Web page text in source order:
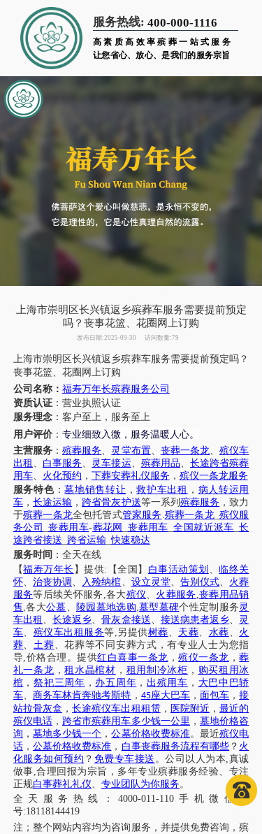
服务热线: 400-000-1116
高素质高效率殡葬一站式服务
让您省心、放心、是我们的服务宗旨
上海市崇明区长兴镇返乡殡葬车服务需要提前预定
吗？丧事花篮、花圈网上订购
发布日期:2025-09-30 访问数量:79
上海市崇明区长兴镇返乡殡葬车服务需要提前预定吗 ？
丧事花篮、 花圈网上订购
公司名称： 福寿万年长殡葬服务公司
资质认证：营业执照认证
服务理念：客户至上，服务至上
用户评价： 专业细致入微，服务温暖人心。
主营服务 ：殡葬服务、 灵堂布置、 丧葬一条龙、殡仪车
出租 、 白事服务、 灵车接运、 殡葬用品、 长途跨省殡葬
用车、 火化预约 ， 下葬安葬礼仪服务 ， 殡仪一条龙服务
服务特色：墓地销售转让 ，救护车出租 ， 病人转运用
车， 长途运输 ，跨省骨灰护送等一系列 殡葬服务 ，致力
于殡葬一条龙全包托管式管家服务 .殡葬一条龙_ 殡仪服
务公司
_丧葬用车-葬花网 丧葬用车 全国就近派车 长
途跨省接送 跨省运输_快速稳达
服务时间 ：全天在线
【福寿万年长 】提供:【全国】 白事活动策划 、临终关
怀、 治丧协调 、 入殓纳棺、 设立灵堂、 告别仪式、 火葬
服务等后续关怀服务 ,各大殡仪、 火葬服务 ,丧葬用品销
售,各大公墓、 陵园墓地选购,墓型墓碑个性定制服务 灵
车出租 、长途返乡、骨灰盒接送、 接送病患者返乡、
灵
车、 殡仪车出租服务等,另提供树葬、 天葬、 水葬、 火
葬、土葬、花葬等不同安葬方式，有专业人士为您指
导,价格合理。提供红白喜事一条龙 ，殡仪一条龙 ，葬
礼一条龙 ，租水晶棺材 ， 租用制冷冰柜 ， 购买租用冰
棺 ，祭祀三周年 ， 办五周年 ， 出殡用车 ， 大巴中巴轿
车、 商务车林肯奔驰考斯特 ， 45座大巴车， 面包车 ，接
站拉骨灰盒 ，长途殡仪车出租租赁， 医院附近 ，最近的
殡仪电话 ，跨省市殡葬用车多少钱一公里 ，墓地价格咨
询 ， 墓地多少钱一个 ，公墓价格收费标准。最近殡仪电
话， 公墓价格收费标准 ， 白事丧葬服务流程有哪些 ？ 火
化服务如何预约 ？ 免费专车接送 。公司以人为本,真诚
做事,合理回报为宗旨，多年专业殡葬服务经验、专注
正规白事葬礼礼仪、 专业团队为你服务。
全天服务热线
： 4000-011-110手机微信同
号:18118144419
注； 整个网站内容均为咨询服务，并提供免费咨询，殡